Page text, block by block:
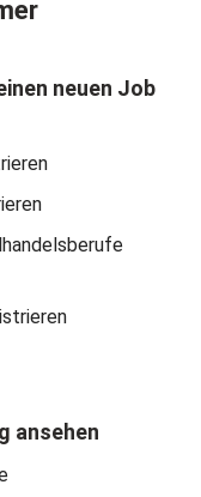
neuen Job
ansehen